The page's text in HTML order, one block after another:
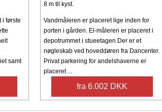
i første
samt
8 m til kyst.
Vandmåleren er placeret lige inden for
porten i gården. El-måleren er placeret i
depotrummet i stueetagen Der er et
nøgleskab ved hoveddøren fra Dancenter.
Privat parkering for andelshaverne er
placeret ...
fra 6.002 DKK